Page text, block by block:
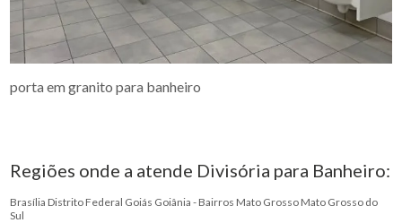
porta em granito para banheiro
Regiões onde a atende Divisória para Banheiro:
Brasília Distrito Federal Goiás Goiânia - Bairros Mato Grosso Mato Grosso do
Sul